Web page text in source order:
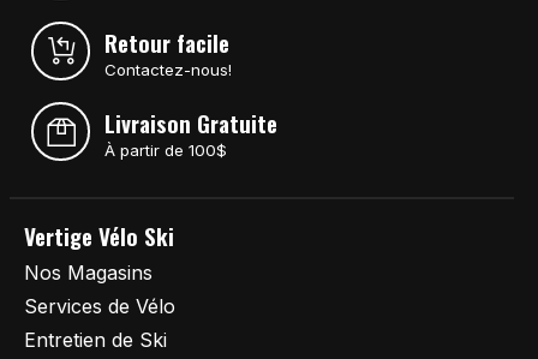
Retour facile
Contactez-nous!
Livraison Gratuite
À partir de 100$
Vertige Vélo Ski
Nos Magasins
Services de Vélo
Entretien de Ski